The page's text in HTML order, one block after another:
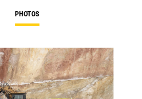
PHOTOS